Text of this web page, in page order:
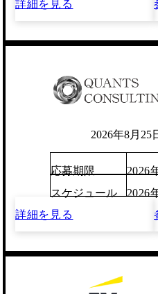
詳細を見る
2026年8月25
応募期限
2026
スケジュール
2026
詳細を見る